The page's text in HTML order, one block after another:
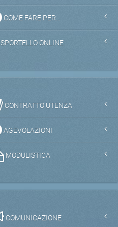
COME FARE PER...
SPORTELLO ONLINE
CONTRATTO UTENZA
AGEVOLAZIONI
MODULISTICA
COMUNICAZIONE